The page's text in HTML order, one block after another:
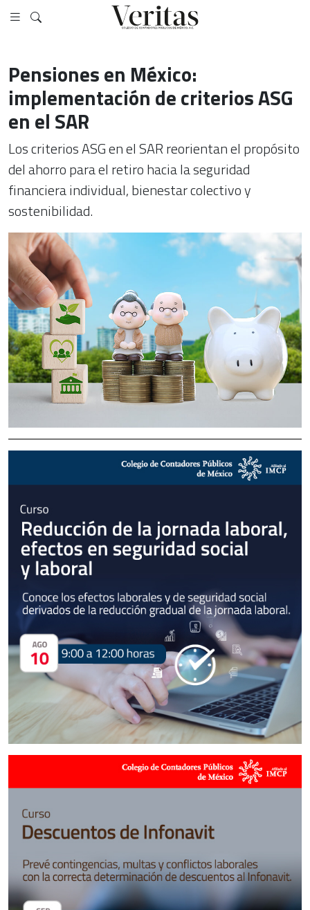
Pensiones en México:
implementación de criterios ASG
en el SAR
Los criterios ASG en el SAR reorientan el propósito
del ahorro para el retiro hacia la seguridad
financiera individual, bienestar colectivo y
sostenibilidad.